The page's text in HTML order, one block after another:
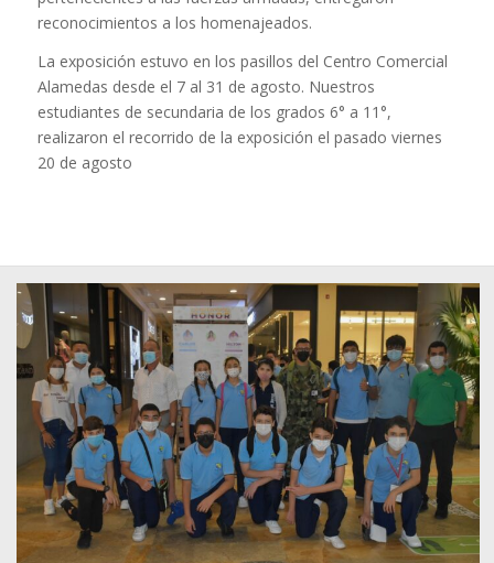
reconocimientos a los homenajeados.
La exposición estuvo en los pasillos del Centro Comercial
Alamedas desde el 7 al 31 de agosto. Nuestros
estudiantes de secundaria de los grados 6° a 11°,
realizaron el recorrido de la exposición el pasado viernes
20 de agosto